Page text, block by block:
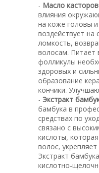
- Масло
влияния
на коже головы
воздействует на
ломкость,
волосам. Питает
фолликулы
здоровых и
образование
кончики.
- Экстракт
бамбука в
средствах по
связано с
кислоты,
волос,
Экстракт
кислотно-